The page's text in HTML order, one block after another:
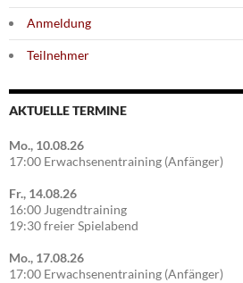
Anmeldung
Teilnehmer
AKTUELLE TERMINE
Mo., 10.08.26
17:00 Erwachsenentraining (Anfänger)
Fr., 14.08.26
16:00 Jugendtraining
19:30 freier Spielabend
Mo., 17.08.26
17:00 Erwachsenentraining (Anfänger)